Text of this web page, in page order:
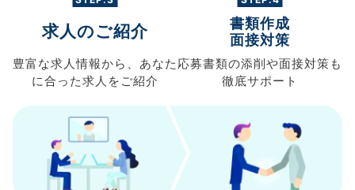
求人のご紹介
豊富な求人情報から、 あなた
に合った求人を ご紹介
書類作成
面接対策
応募書類の添削や面接対策も
徹底サポート